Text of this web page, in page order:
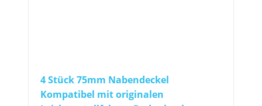
4 Stück 75mm Nabendeckel
Kompatibel mit originalen